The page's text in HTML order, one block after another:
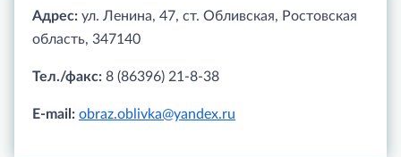
Адрес: ул. Ленина, 47, ст. Обливская, Ростовская
область, 347140
Тел./факс: 8 (86396) 21-8-38
E-mail: obraz.oblivka@yandex.ru